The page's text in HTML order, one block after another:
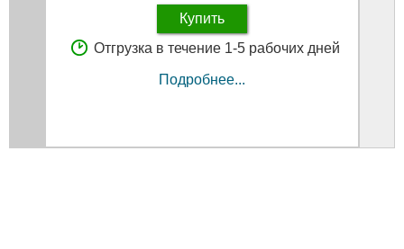
Купить
Отгрузка в течение 1-5 рабочих дней
Подробнее...